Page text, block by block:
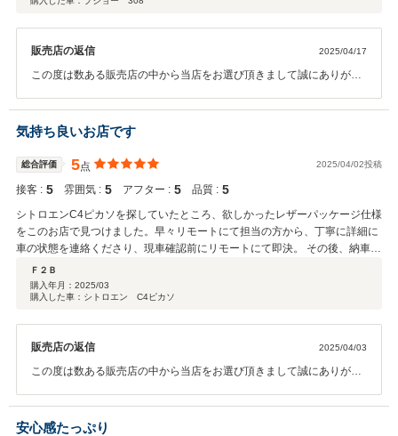
販売店の返信 2025/04/17
この度は数ある販売店の中から当店をお選び頂きまして誠にありがと
問い合わせください。 今後とも、宜しくお願い申します。
気持ち良いお店です
総合評価 5点 2025/04/02投稿
接客 : 5 雰囲気 : 5 アフター : 5 品質 : 5
シトロエンC4ピカソを探していたところ、欲しかったレザーパッケージ仕様
をこのお店で見つけました。早々リモートにて担当の方から、丁寧に詳細に
車の状態を連絡くださり、現車確認前にリモートにて即決。 その後、納車の
日を迎え実車と対面。説明通りの新車同様の綺麗さと、担当の方の親切丁寧
な対応で気持ちのよい納車の時間を過ごせました。また、帰路の走行ではお
店の行き届いた整備技術の高さを感じました。これから大事に乗っていきま
Ｆ２Ｂ
購入年月： 2025/03
購入した車：シトロエン C4ピカソ
販売店の返信 2025/04/03
この度は数ある販売店の中から当店をお選び頂きまして誠にありがと
問い合わせください。 今後とも、宜しくお願い申します。
安心感たっぷり